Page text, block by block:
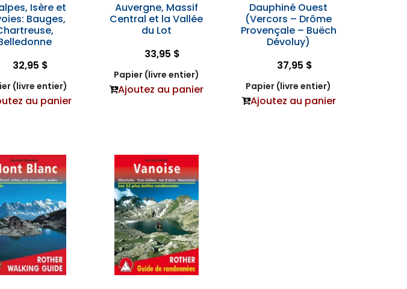
Isère et
Bauges,
32,95 $
(livre entier)
au panier
Auvergne, Massif
Central et la Vallée
du Lot
33,95 $
Papier (livre entier)
Ajoutez au panier
Dauphiné Ouest
(Vercors – Drôme
Provençale – Buëch
Dévoluy)
37,95 $
Papier (livre entier)
Ajoutez au panier